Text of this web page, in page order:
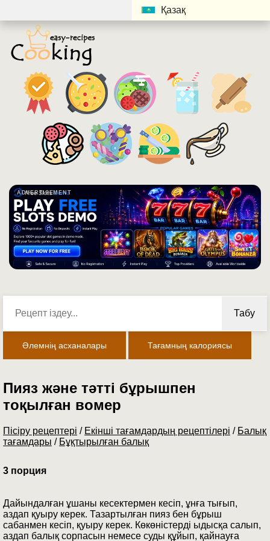
Қазақ
ADVERTISEMENT
Табу
Әлемнің асханалары Тағамның калориясы
Пияз және тәтті бұрышпен
тоқылған вомер
Пісіру рецептері / Екінші тағамдардың рецептілері / Балық
тағамдары / Бұқтырылған балық
3 порция
Дайындалған ұшаны кесектермен кесіп, ұнға тығып,
аздап қуыру керек. Тазартылған пияз бен бұрыш
сабанмен кесіп, қуыру керек. Көкөністерді ыдысқа салып,
аздап балық сорпасын немесе суды құйып, қайнауға